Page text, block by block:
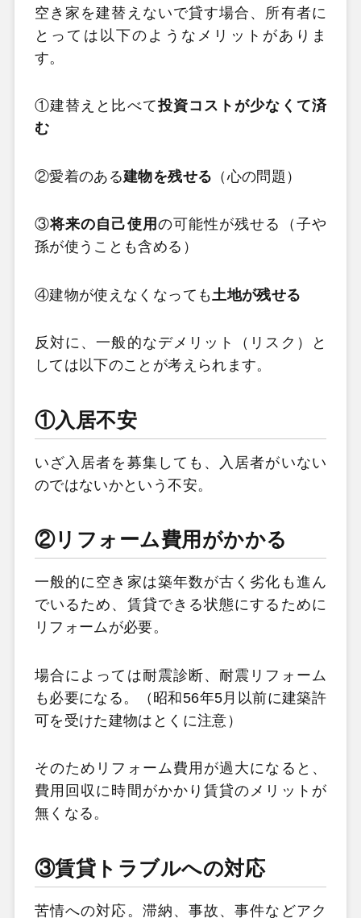
空き家を建替えないで貸す場合、所有者に
とっては以下のようなメリットがありま
す。
①建替えと比べて投資コストが少なくて済
む
②愛着のある建物を残せる （心の問題）
③将来の自己使用 の可能性が残せる（子や
孫が使うことも含める）
④建物が使えなくなっても 土地が残せる
反対に、一般的なデメリット（リスク）と
しては以下のことが考えられます。
①入居不安
いざ入居者を募集しても、入居者がいない
のではないかという不安。
②リフォーム費用がかかる
一般的に空き家は築年数が古く劣化も進ん
でいるため、賃貸できる状態にするために
リフォームが必要。
場合によっては耐震診断、耐震リフォーム
も必要になる。（昭和56年5月以前に建築許
可を受けた建物はとくに注意）
そのためリフォーム費用が過大になると、
費用回収に時間がかかり賃貸のメリットが
無くなる。
③賃貸トラブルへの対応
苦情への対応。滞納、事故、事件などアク